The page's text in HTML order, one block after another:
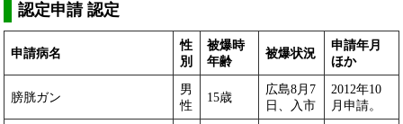
認定申請 認定
申請病名
性
別
被爆時
年齢
被爆状況
申請年月
ほか
膀胱ガン
男
性
15歳
広島8月7
日、入市
2012年10
月申請。